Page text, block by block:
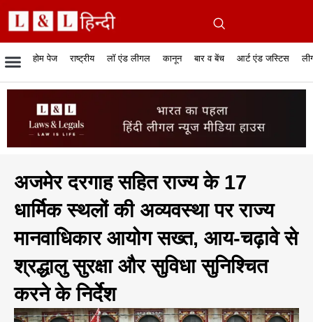
होम पेज राष्ट्रीय
रिपोर्टेबल जजमेंट सुप्रीम कोर्ट हाईकोर्ट
लॉ एंड लीगल
रिसर्च एनालाईसिस एंड लॉ केस स्टेटस
कानून
व्यापार में कानून फिल्में और कानून
बार व बेंच
बार एसोसिएशन बार
आर्ट एंड जस्टिस
जस्टिस एंड जस्टिस
अजमेर दरगाह सहित राज्य के 17
धार्मिक स्थलों की अव्यवस्था पर राज्य
मानवाधिकार आयोग सख्त, आय-चढ़ावे से
श्रद्धालु सुरक्षा और सुविधा सुनिश्चित
करने के निर्देश